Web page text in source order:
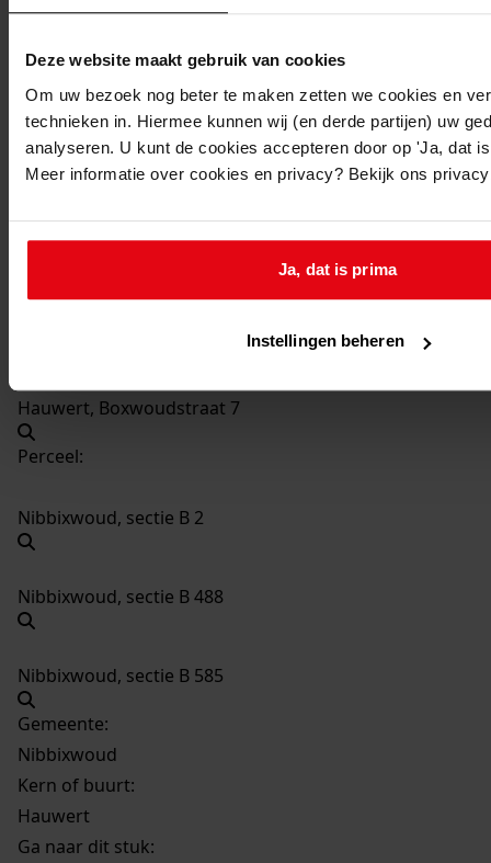
Deze website maakt gebruik van cookies
Om uw bezoek nog beter te maken zetten we cookies en
technieken in. Hiermee kunnen wij (en derde partijen) uw
analyseren. U kunt de cookies accepteren door op 'Ja, dat
Meer informatie over cookies en privacy? Bekijk ons
Ja, dat is prima
Instellingen beheren
549Bouw garage, 1972
Datering:
1972
Beschrijving:
Bouw garage
Datum vergunning:
Adres:
Hauwert, Boxwoudstraat 7
Hauwert, Boxwoudstraat 7
Perceel:
Nibbixwoud, sectie B 2
Nibbixwoud, sectie B 488
Nibbixwoud, sectie B 585
Gemeente:
Nibbixwoud
Kern of buurt:
Hauwert
Ga naar dit stuk: